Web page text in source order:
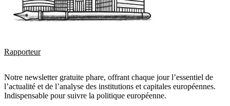
Rapporteur
Notre newsletter gratuite phare, offrant chaque jour l’essentiel de
l’actualité et de l’analyse des institutions et capitales européennes.
Indispensable pour suivre la politique européenne.